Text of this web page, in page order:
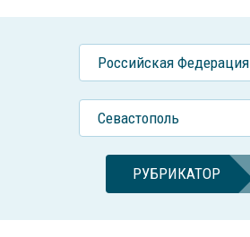
Российcкая Федерация
Севастополь
РУБРИКАТОР